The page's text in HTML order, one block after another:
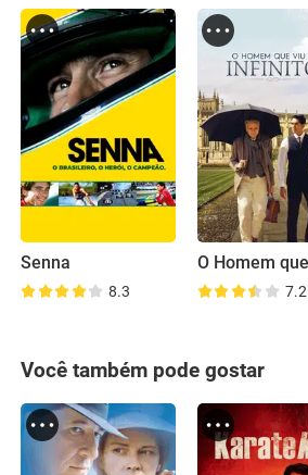
Senna
8.3 7.2
Você também pode gostar